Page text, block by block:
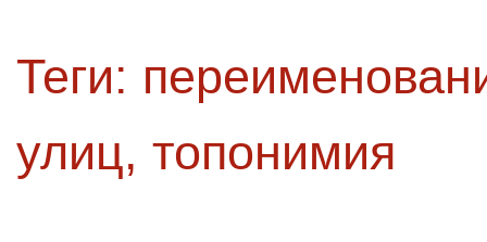
Теги:
улиц, топонимия